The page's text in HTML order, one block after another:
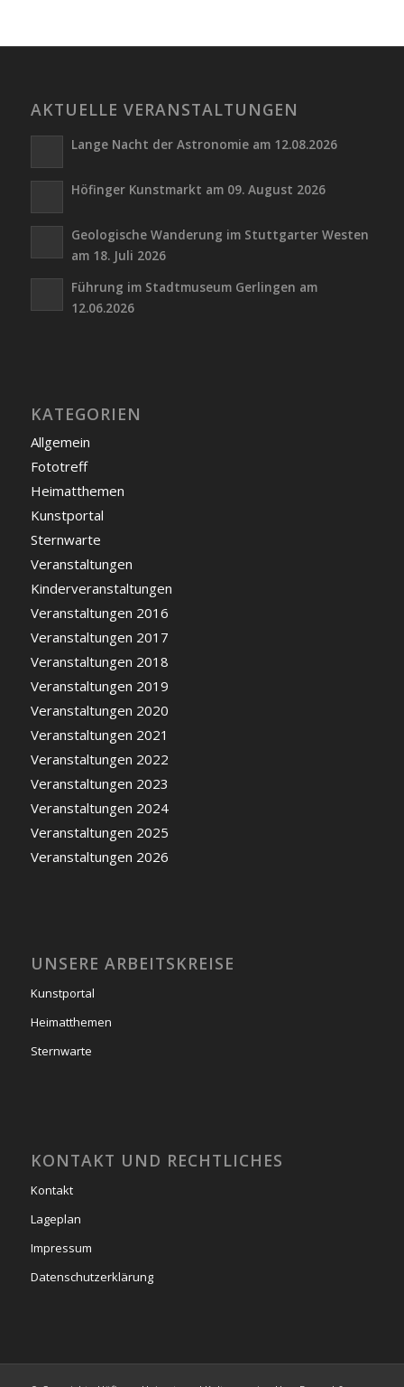
AKTUELLE VERANSTALTUNGEN
Lange Nacht der Astronomie am 12.08.2026
Höfinger Kunstmarkt am 09. August 2026
Geologische Wanderung im Stuttgarter Westen
am 18. Juli 2026
Führung im Stadtmuseum Gerlingen am
12.06.2026
KATEGORIEN
Allgemein
Fototreff
Heimatthemen
Kunstportal
Sternwarte
Veranstaltungen
Kinderveranstaltungen
Veranstaltungen 2016
Veranstaltungen 2017
Veranstaltungen 2018
Veranstaltungen 2019
Veranstaltungen 2020
Veranstaltungen 2021
Veranstaltungen 2022
Veranstaltungen 2023
Veranstaltungen 2024
Veranstaltungen 2025
Veranstaltungen 2026
UNSERE ARBEITSKREISE
Kunstportal
Heimatthemen
Sternwarte
KONTAKT UND RECHTLICHES
Kontakt
Lageplan
Impressum
Datenschutzerklärung